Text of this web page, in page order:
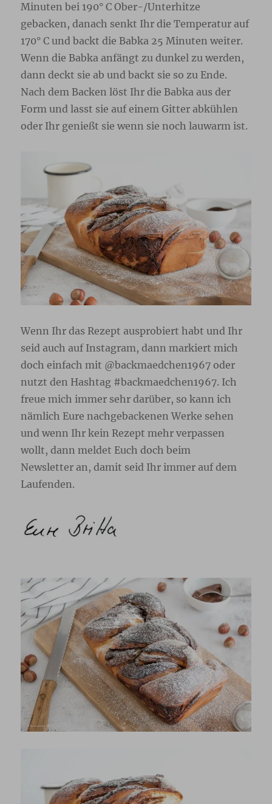
Minuten bei 190° C Ober-/Unterhitze
gebacken, danach senkt Ihr die Temperatur auf
170° C und backt die Babka 25 Minuten weiter.
Wenn die Babka anfängt zu dunkel zu werden,
dann deckt sie ab und backt sie so zu Ende.
Nach dem Backen löst Ihr die Babka aus der
Form und lasst sie auf einem Gitter abkühlen
oder Ihr genießt sie wenn sie noch lauwarm ist.
Wenn Ihr das Rezept ausprobiert habt und Ihr
seid auch auf Instagram, dann markiert mich
doch einfach mit @backmaedchen1967 oder
nutzt den Hashtag #backmaedchen1967. Ich
freue mich immer sehr darüber, so kann ich
nämlich Eure nachgebackenen Werke sehen
und wenn Ihr kein Rezept mehr verpassen
wollt, dann meldet Euch doch beim
Newsletter an, damit seid Ihr immer auf dem
Laufenden.